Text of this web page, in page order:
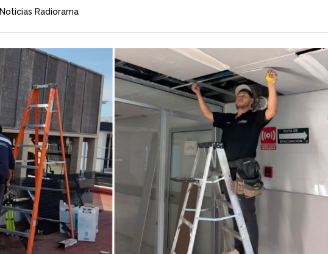
Noticias Radiorama